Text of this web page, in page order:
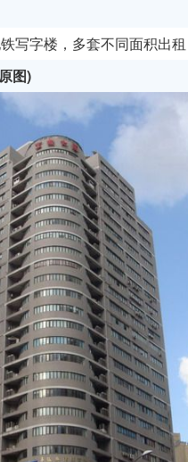
写字楼，多套不同面积出
图)